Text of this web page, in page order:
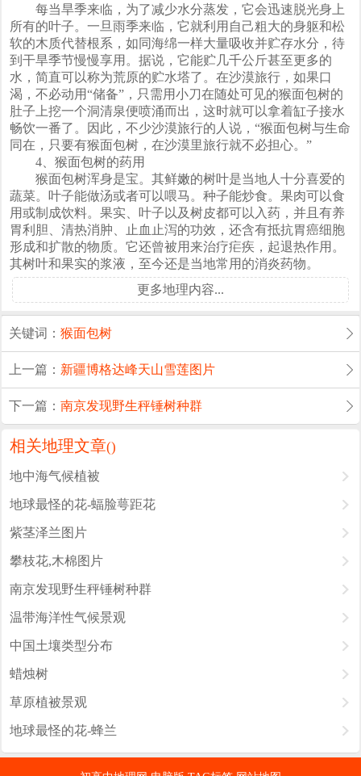
每当旱季来临，为了减少水分蒸发，它会迅速脱光身上
所有的叶子。一旦雨季来临，它就利用自己粗大的身躯和松
软的木质代替根系，如同海绵一样大量吸收并贮存水分，待
到干旱季节慢慢享用。据说，它能贮几千公斤甚至更多的
水，简直可以称为荒原的贮水塔了。在沙漠旅行，如果口
渴，不必动用“储备”，只需用小刀在随处可见的猴面包树的
肚子上挖一个洞清泉便喷涌而出，这时就可以拿着缸子接水
畅饮一番了。因此，不少沙漠旅行的人说，“猴面包树与生命
同在，只要有猴面包树，在沙漠里旅行就不必担心。”
4、猴面包树的药用
猴面包树浑身是宝。其鲜嫩的树叶是当地人十分喜爱的
蔬菜。叶子能做汤或者可以喂马。种子能炒食。果肉可以食
用或制成饮料。果实、叶子以及树皮都可以入药，并且有养
胃利胆、清热消肿、止血止泻的功效，还含有抵抗胃癌细胞
形成和扩散的物质。它还曾被用来治疗疟疾，起退热作用。
其树叶和果实的浆液，至今还是当地常用的消炎药物。
更多地理内容...
关键词：猴面包树
上一篇： 新疆博格达峰天山雪莲图片
下一篇：南京发现野生秤锤树种群
相关地理文章()
地中海气候植被
地球最怪的花-蝠脸萼距花
紫茎泽兰图片
攀枝花,木棉图片
南京发现野生秤锤树种群
温带海洋性气候景观
中国土壤类型分布
蜡烛树
草原植被景观
地球最怪的花-蜂兰